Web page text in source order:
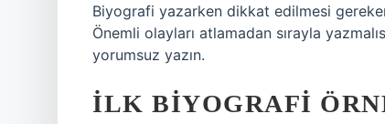
Biyografi yazarken dikkat edilmesi
Önemli olayları atlamadan sırayla
yorumsuz yazın.
İLK BIYOGRAFI